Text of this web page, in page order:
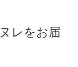
レをお届